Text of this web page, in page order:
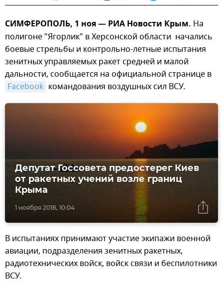
СИМФЕРОПОЛЬ, 1 ноя — РИА Новости Крым. На
полигоне "Ягорлик" в Херсонской области начались
боевые стрельбы и контрольно-летные испытания
зенитных управляемых ракет средней и малой
дальности, сообщается на официальной странице в
Facebook командования воздушных сил ВСУ.
1 ноября 2018, 10:04
Депутат Госсовета предостерег Киев
от ракетных учений возле границ
Крыма
В испытаниях принимают участие экипажи военной
авиации, подразделения зенитных ракетных,
радиотехнических войск, войск связи и беспилотники
ВСУ.